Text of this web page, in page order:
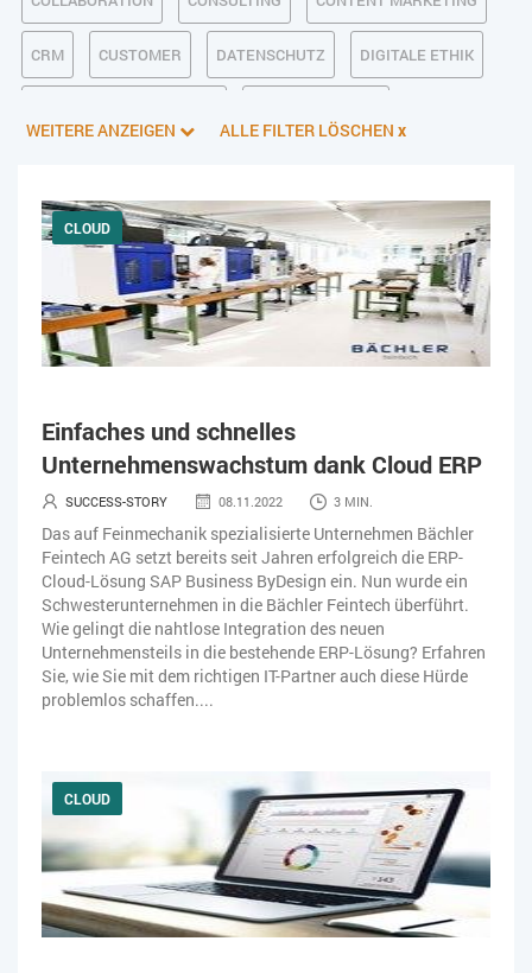
CRM CUSTOMER DATENSCHUTZ DIGITALE ETHIK
ERP FALLSTUDIEN FERTIGUNG FINANZSOFTWARE
HR INDUSTRIE 4.0
IT AUS- UND WEITERBILDUNG IT-INFRASTRUKTUR
KÜNSTLICHE INTELLIGENZ LOGISTIK
MACHINE LEARNING MANAGEMENT & FÜHRUNG
MARKETING MOBILE ONLINE-MARKETING
OPEN SOURCE PIM PROJEKTMANAGEMENT SEO
SERVICE SICHERHEIT SMART WORK
SOCIAL COMMERCE SOCIAL-MEDIA
SWONET TRANSPORTLOGISTIK / LAGER
TRENDKOMPASS 2025 TRENDKOMPASS 2026 USABILITY
USER EXPERIENCE WEBDESIGN WEB-SHOP
WEITERE ANZEIGEN ALLE FILTER LÖSCHEN x
CLOUD
Einfaches und schnelles
Unternehmenswachstum dank Cloud ERP
SUCCESS-STORY 08.11.2022 3 MIN.
Das auf Feinmechanik spezialisierte Unternehmen Bächler
Feintech AG setzt bereits seit Jahren erfolgreich die ERP-
Cloud-Lösung SAP Business ByDesign ein. Nun wurde ein
Schwesterunternehmen in die Bächler Feintech überführt.
Wie gelingt die nahtlose Integration des neuen
Unternehmensteils in die bestehende ERP-Lösung? Erfahren
Sie, wie Sie mit dem richtigen IT-Partner auch diese Hürde
problemlos schaffen....
CLOUD